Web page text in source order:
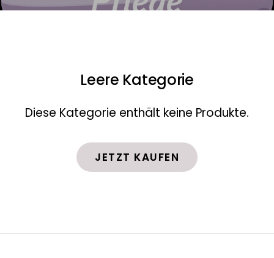
Leere Kategorie
Diese Kategorie enthält keine Produkte.
JETZT KAUFEN